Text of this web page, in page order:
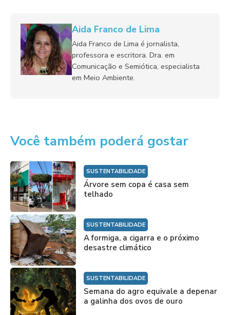
Aida Franco de Lima
Aida Franco de Lima é jornalista,
professora e escritora. Dra. em
Comunicação e Semiótica, especialista
em Meio Ambiente.
Você também poderá gostar
SUSTENTABILIDADE
Árvore sem copa é casa sem
telhado
SUSTENTABILIDADE
A formiga, a cigarra e o próximo
desastre climático
SUSTENTABILIDADE
Semana do agro equivale a depenar
a galinha dos ovos de ouro